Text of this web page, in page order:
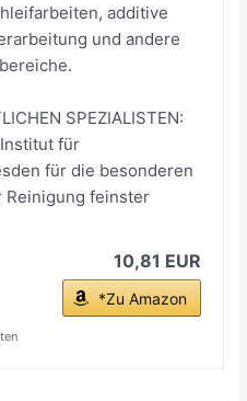
additive
und andere
SPEZIALISTEN:
für
für die besonderen
Reinigung feinster
10,81 EUR
*Zu Amazon